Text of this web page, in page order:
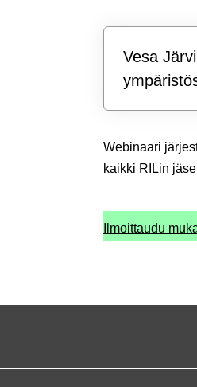
Vesa
Webinaari
kaikki RILin
Ilmoittaudu